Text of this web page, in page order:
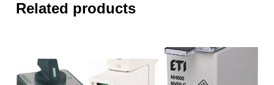
Related products